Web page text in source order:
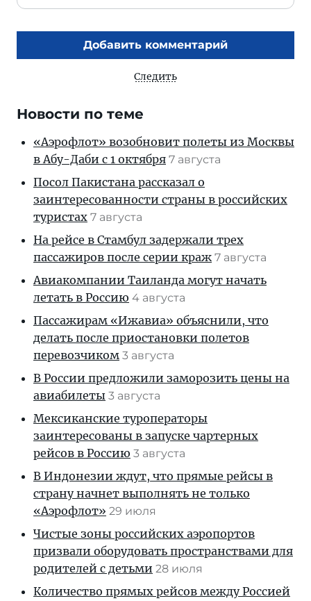
Добавить комментарий
Следить
Новости по теме
«Аэрофлот» возобновит полеты из Москвы
в Абу-Даби с 1 октября 7 августа
Посол Пакистана рассказал о
заинтересованности страны в российских
туристах 7 августа
На рейсе в Стамбул задержали трех
пассажиров после серии краж 7 августа
Авиакомпании Таиланда могут начать
летать в Россию 4 августа
Пассажирам «Ижавиа» объяснили, что
делать после приостановки полетов
перевозчиком 3 августа
В России предложили заморозить цены на
авиабилеты 3 августа
Мексиканские туроператоры
заинтересованы в запуске чартерных
рейсов в Россию 3 августа
В Индонезии ждут, что прямые рейсы в
страну начнет выполнять не только
«Аэрофлот» 29 июля
Чистые зоны российских аэропортов
призвали оборудовать пространствами для
родителей с детьми 28 июля
Количество прямых рейсов между Россией